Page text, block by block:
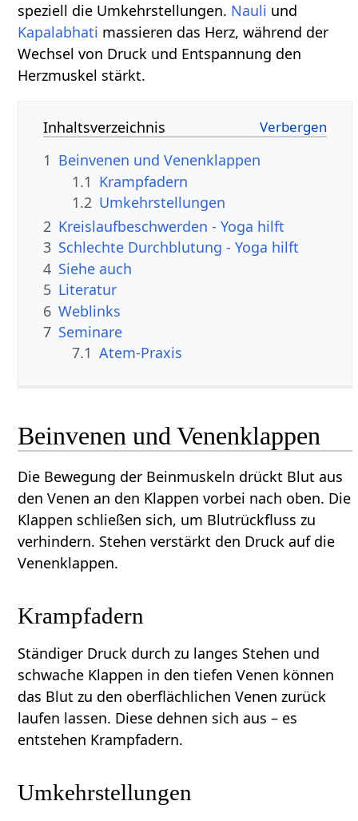
speziell die Umkehrstellungen. Nauli und
Kapalabhati massieren das Herz, während der
Wechsel von Druck und Entspannung den
Herzmuskel stärkt.
Inhaltsverzeichnis
1 Beinvenen und Venenklappen
1.1 Krampfadern
1.2 Umkehrstellungen
2 Kreislaufbeschwerden - Yoga hilft
3 Schlechte Durchblutung - Yoga hilft
4 Siehe auch
5 Literatur
6 Weblinks
7 Seminare
7.1 Atem-Praxis
Beinvenen und Venenklappen
Die Bewegung der Beinmuskeln drückt Blut aus
den Venen an den Klappen vorbei nach oben. Die
Klappen schließen sich, um Blutrückfluss zu
verhindern. Stehen verstärkt den Druck auf die
Venenklappen.
Krampfadern
Ständiger Druck durch zu langes Stehen und
schwache Klappen in den tiefen Venen können
das Blut zu den oberflächlichen Venen zurück
laufen lassen. Diese dehnen sich aus – es
entstehen Krampfadern.
Umkehrstellungen